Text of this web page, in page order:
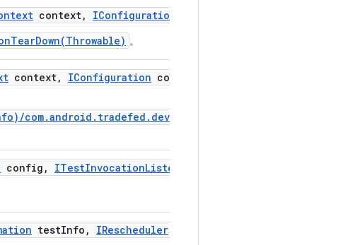
context, IConfiguration
。
context, IConfiguration config
config , ITestInvocationListener
testInfo , IRescheduler